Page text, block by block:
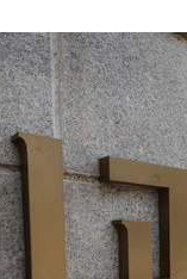
소통하기가 매우 어려
로 합의" 이란 외무부 대